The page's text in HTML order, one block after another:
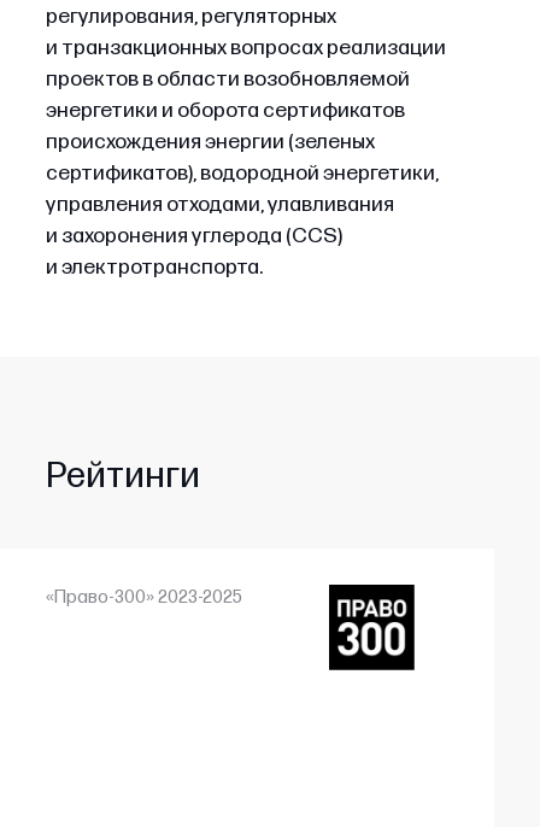
регулирования, регуляторных
и транзакционных вопросах реализации
проектов в области возобновляемой
энергетики и оборота сертификатов
происхождения энергии (зеленых
сертификатов), водородной энергетики,
управления отходами, улавливания
и захоронения углерода (CCS)
и электротранспорта.
Рейтинги
«Право-300» 2023-2025